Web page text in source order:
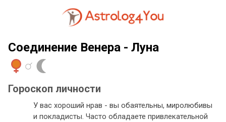
Соединение Венера - Луна
Гороскоп личности
У вас хороший нрав - вы обаятельны, миролюбивы
и покладисты. Часто обладаете привлекательной